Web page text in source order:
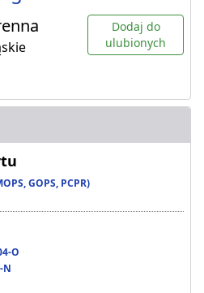
Dodaj do
ulubionych
GOPS, PCPR)
O
N